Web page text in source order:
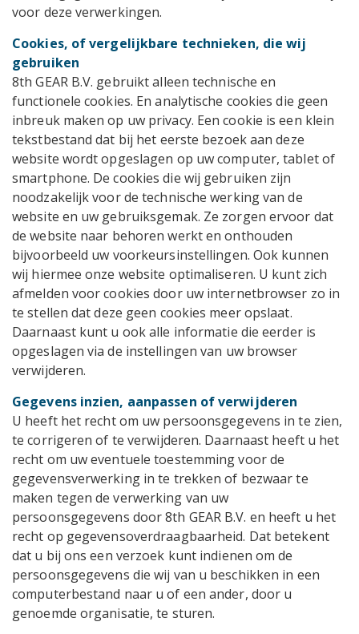
voor deze verwerkingen.
Cookies, of vergelijkbare technieken, die wij
gebruiken
8th GEAR B.V. gebruikt alleen technische en
functionele cookies. En analytische cookies die geen
inbreuk maken op uw privacy. Een cookie is een klein
tekstbestand dat bij het eerste bezoek aan deze
website wordt opgeslagen op uw computer, tablet of
smartphone. De cookies die wij gebruiken zijn
noodzakelijk voor de technische werking van de
website en uw gebruiksgemak. Ze zorgen ervoor dat
de website naar behoren werkt en onthouden
bijvoorbeeld uw voorkeursinstellingen. Ook kunnen
wij hiermee onze website optimaliseren. U kunt zich
afmelden voor cookies door uw internetbrowser zo in
te stellen dat deze geen cookies meer opslaat.
Daarnaast kunt u ook alle informatie die eerder is
opgeslagen via de instellingen van uw browser
verwijderen.
Gegevens inzien, aanpassen of verwijderen
U heeft het recht om uw persoonsgegevens in te zien,
te corrigeren of te verwijderen. Daarnaast heeft u het
recht om uw eventuele toestemming voor de
gegevensverwerking in te trekken of bezwaar te
maken tegen de verwerking van uw
persoonsgegevens door 8th GEAR B.V. en heeft u het
recht op gegevensoverdraagbaarheid. Dat betekent
dat u bij ons een verzoek kunt indienen om de
persoonsgegevens die wij van u beschikken in een
computerbestand naar u of een ander, door u
genoemde organisatie, te sturen.